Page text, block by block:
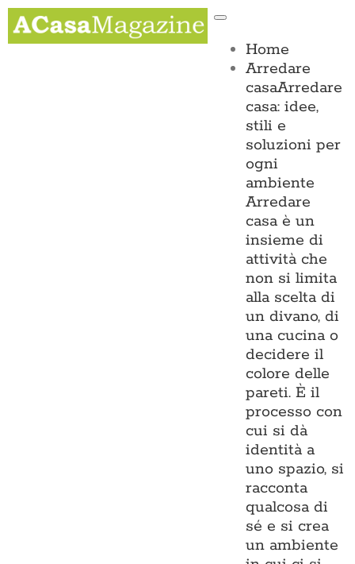
Salta
contenuto
Toggle
Home
Arredare
casaArredare
casa: idee,
stili e
soluzioni per
ogni
ambiente
Arredare
casa è un
insieme di
attività che
non si limita
alla scelta di
un divano, di
una cucina o
decidere il
colore delle
pareti. È il
processo con
cui si dà
identità a
uno spazio, si
racconta
qualcosa di
sé e si crea
un ambiente